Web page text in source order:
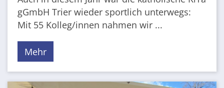
gGmbH Trier wieder sportlich unterwegs:
Mit 55 Kolleg/innen nahmen wir ...
Mehr